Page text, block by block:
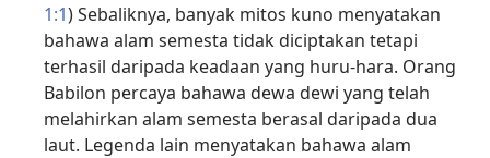
1:1) Sebaliknya, banyak mitos kuno menyatakan
bahawa alam semesta tidak diciptakan tetapi
terhasil daripada keadaan yang huru-hara. Orang
Babilon percaya bahawa dewa dewi yang telah
melahirkan alam semesta berasal daripada dua
laut. Legenda lain menyatakan bahawa alam